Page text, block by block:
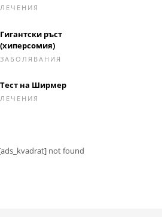
ЛЕЧЕНИЯ
Гигантски ръст
(хиперсомия)
ЗАБОЛЯВАНИЯ
Тест на Ширмер
ЛЕЧЕНИЯ
not found